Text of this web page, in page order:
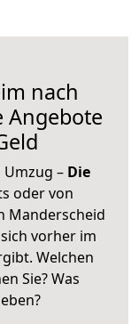
nach
Angebote
– Die
oder von
Manderscheid
vorher im
Welchen
Sie? Was